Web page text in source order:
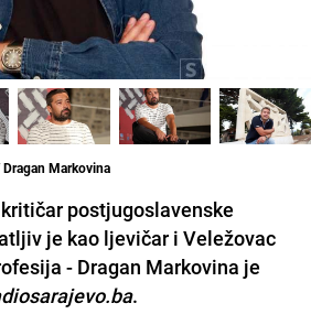
Markovina
postjugoslavenske
je kao ljevičar i Veležovac
- Dragan Markovina je
.